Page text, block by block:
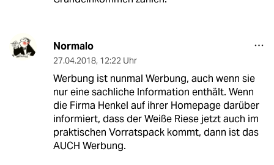
Normalo
27.04.2018, 12:22 Uhr
Werbung ist nunmal Werbung, auch wenn sie
nur eine sachliche Information enthält. Wenn
die Firma Henkel auf ihrer Homepage darüber
informiert, dass der Weiße Riese jetzt auch im
praktischen Vorratspack kommt, dann ist das
AUCH Werbung.